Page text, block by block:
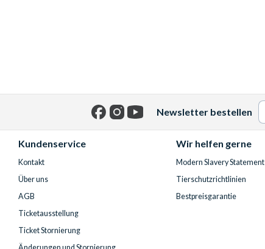
Newsletter bestellen
Kundenservice
Kontakt
Über uns
AGB
Ticketausstellung
Ticket Stornierung
Wir helfen gerne
Modern Slavery Statement
Tierschutzrichtlinien
Bestpreisgarantie